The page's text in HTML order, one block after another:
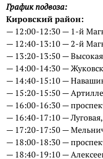
График подвоза:
Кировский район:
— 12:00-12:30 — 1-й
— 12:40-13:10 — 2-й
— 13:20-13:50 —
— 14:00-14:30 —
— 14:40-15:10 —
— 15:20-15:50 —
— 16:00-16:30 —
— 16:40-17:10 —
— 17:20-17:50 —
— 18:00-18:30 —
— 18:40-19:10 —